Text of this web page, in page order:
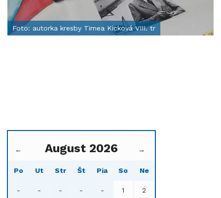
Foto: autorka kresby Timea Kicková VIII. tr
← August 2026 →
Po Ut Str Št Pia So Ne
- - - - - 1 2